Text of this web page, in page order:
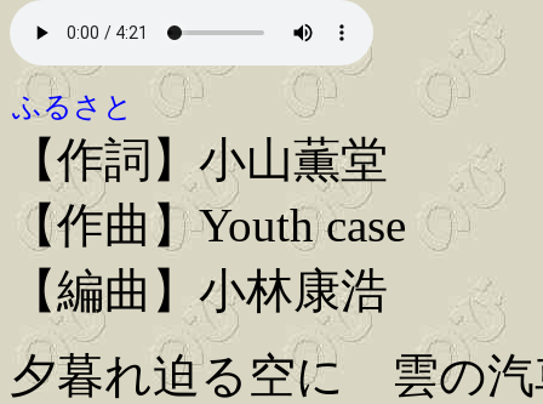
ふるさと
【作詞】小山薫堂
【作曲】Youth case
【編曲】小林康浩
夕暮れ迫る空に 雲の汽